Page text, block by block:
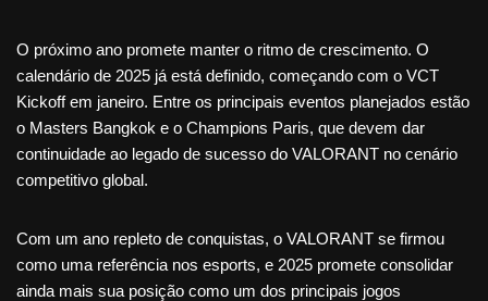
O próximo ano promete manter o ritmo de crescimento. O
calendário de 2025 já está definido, começando com o VCT
Kickoff em janeiro. Entre os principais eventos planejados estão
o Masters Bangkok e o Champions Paris, que devem dar
continuidade ao legado de sucesso do VALORANT no cenário
competitivo global.
Com um ano repleto de conquistas, o VALORANT se firmou
como uma referência nos esports, e 2025 promete consolidar
ainda mais sua posição como um dos principais jogos